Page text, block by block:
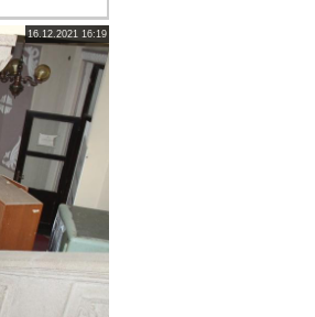
16.12.2021 16:19